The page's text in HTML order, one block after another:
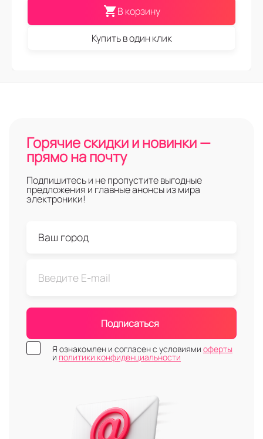
В корзину
Купить в один клик
Горячие скидки и новинки —
прямо на почту
Подпишитесь и не пропустите выгодные
предложения и главные анонсы из мира
электроники!
Подписаться
Я ознакомлен и согласен с условиями оферты
и политики конфиденциальности